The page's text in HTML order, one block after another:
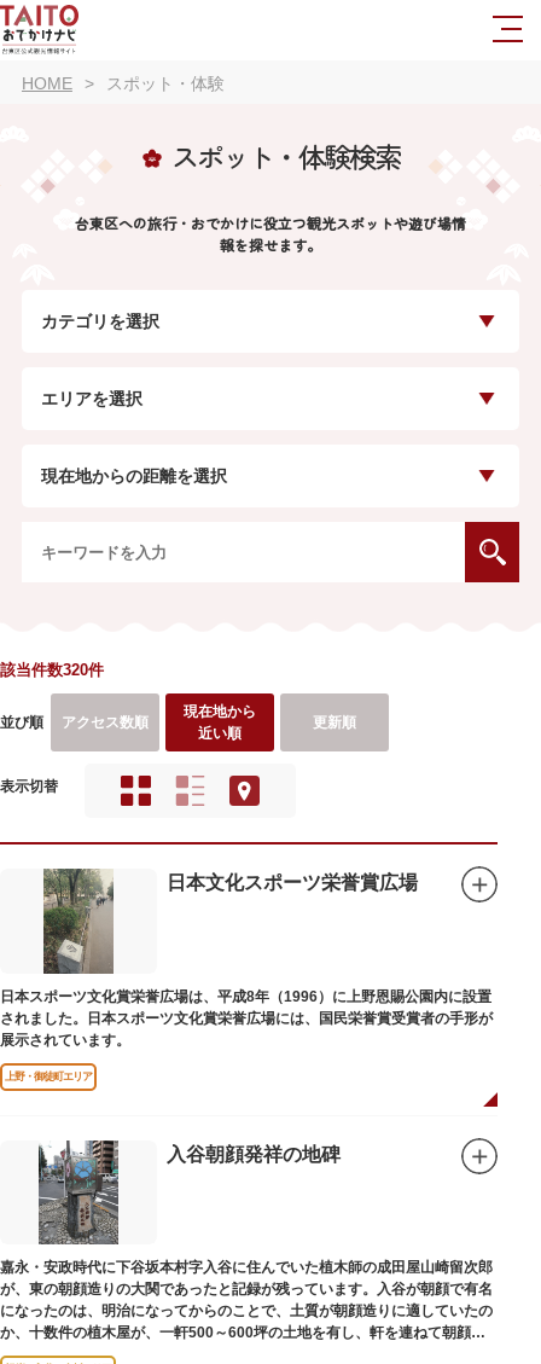
HOME スポット・体験
スポット・体験検索
台東区への旅行・おでかけに役立つ観光スポットや遊び場情
報を探せます。
カテゴリを選択
エリアを選択
現在地からの距離を選択
該当件数320件
並び順 アクセス数順
現在地から
近い順
更新順
表示切替
日本文化スポーツ栄誉賞広場
日本スポーツ文化賞栄誉広場は、平成8年（1996）に上野恩賜公園内に設置
されました。日本スポーツ文化賞栄誉広場には、国民栄誉賞受賞者の手形が
展示されています。
上野・御徒町エリア
入谷朝顔発祥の地碑
嘉永・安政時代に下谷坂本村字入谷に住んでいた植木師の成田屋山崎留次郎
が、東の朝顔造りの大関であったと記録が残っています。入谷が朝顔で有名
になったのは、明治になってからのことで、土質が朝顔造りに適していたの
か、十数件の植木屋が、一軒500～600坪の土地を有し、軒を連ねて朝顔造
りをはじめました。